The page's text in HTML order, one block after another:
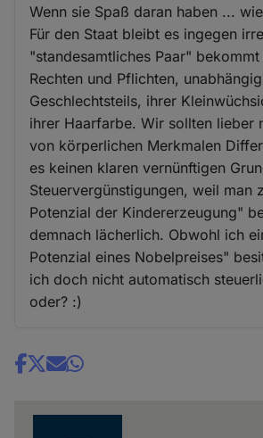
Wenn sie Spaß daran haben ...
Für den Staat bleibt es ingegen
"standesamtliches Paar"
Rechten und Pflichten,
Geschlechtsteils, ihrer
ihrer Haarfarbe. Wir sollten lieber
von körperlichen Merkmalen
es keinen klaren vernünftigen
Steuervergünstigungen, weil man
Potenzial der Kindererzeugung"
demnach lächerlich. Obwohl ich
Potenzial eines Nobelpreises"
ich doch nicht automatisch
oder? :)
Share